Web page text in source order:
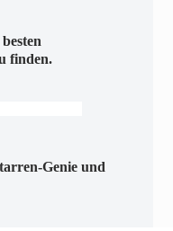
finden.
Genie und